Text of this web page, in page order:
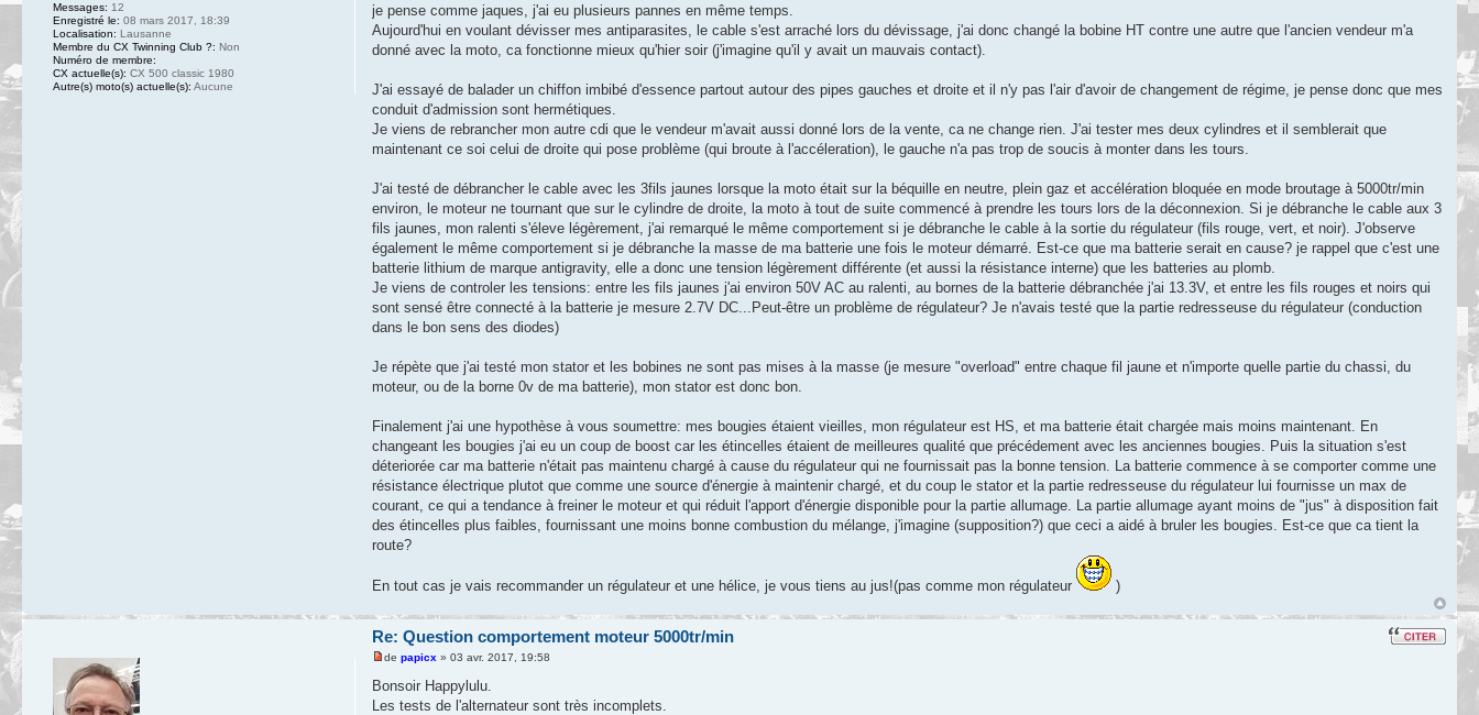
je pense comme jaques, j'ai eu plusieurs pannes en même temps.
Aujourd'hui en voulant dévisser mes antiparasites, le cable s'est arraché lors du dévissage, j'ai donc changé la bobine HT contre une autre que l'ancien vendeur m'a
donné avec la moto, ca fonctionne mieux qu'hier soir (j'imagine qu'il y avait un mauvais contact).
J'ai essayé de balader un chiffon imbibé d'essence partout autour des pipes gauches et droite et il n'y pas l'air d'avoir de changement de régime, je pense donc que mes
conduit d'admission sont hermétiques.
Je viens de rebrancher mon autre cdi que le vendeur m'avait aussi donné lors de la vente, ca ne change rien. J'ai tester mes deux cylindres et il semblerait que
maintenant ce soi celui de droite qui pose problème (qui broute à l'accéleration), le gauche n'a pas trop de soucis à monter dans les tours.
J'ai testé de débrancher le cable avec les 3fils jaunes lorsque la moto était sur la béquille en neutre, plein gaz et accélération bloquée en mode broutage à 5000tr/min
environ, le moteur ne tournant que sur le cylindre de droite, la moto à tout de suite commencé à prendre les tours lors de la déconnexion. Si je débranche le cable aux 3
fils jaunes, mon ralenti s'éleve légèrement, j'ai remarqué le même comportement si je débranche le cable à la sortie du régulateur (fils rouge, vert, et noir). J'observe
également le même comportement si je débranche la masse de ma batterie une fois le moteur démarré. Est-ce que ma batterie serait en cause? je rappel que c'est une
batterie lithium de marque antigravity, elle a donc une tension légèrement différente (et aussi la résistance interne) que les batteries au plomb.
Je viens de controler les tensions: entre les fils jaunes j'ai environ 50V AC au ralenti, au bornes de la batterie débranchée j'ai 13.3V, et entre les fils rouges et noirs qui
sont sensé être connecté à la batterie je mesure 2.7V DC...Peut-être un problème de régulateur? Je n'avais testé que la partie redresseuse du régulateur (conduction
dans le bon sens des diodes)
Je répète que j'ai testé mon stator et les bobines ne sont pas mises à la masse (je mesure "overload" entre chaque fil jaune et n'importe quelle partie du chassi, du
moteur, ou de la borne 0v de ma batterie), mon stator est donc bon.
Finalement j'ai une hypothèse à vous soumettre: mes bougies étaient vieilles, mon régulateur est HS, et ma batterie était chargée mais moins maintenant. En
changeant les bougies j'ai eu un coup de boost car les étincelles étaient de meilleures qualité que précédement avec les anciennes bougies. Puis la situation s'est
déteriorée car ma batterie n'était pas maintenu chargé à cause du régulateur qui ne fournissait pas la bonne tension. La batterie commence à se comporter comme une
résistance électrique plutot que comme une source d'énergie à maintenir chargé, et du coup le stator et la partie redresseuse du régulateur lui fournisse un max de
courant, ce qui a tendance à freiner le moteur et qui réduit l'apport d'énergie disponible pour la partie allumage. La partie allumage ayant moins de "jus" à disposition fait
des étincelles plus faibles, fournissant une moins bonne combustion du mélange, j'imagine (supposition?) que ceci a aidé à bruler les bougies. Est-ce que ca tient la
route?
En tout cas je vais recommander un régulateur et une hélice, je vous tiens au jus!(pas comme mon régulateur )
Messages: 12
Enregistré le: 08 mars 2017, 18:39
Localisation: Lausanne
Membre du CX Twinning Club ?: Non
Numéro de membre:
CX actuelle(s): CX 500 classic 1980
Autre(s) moto(s) actuelle(s): Aucune
Re: Question comportement moteur 5000tr/min
depapicx » 03 avr. 2017, 19:58
Bonsoir Happylulu.
Les tests de l'alternateur sont très incomplets.